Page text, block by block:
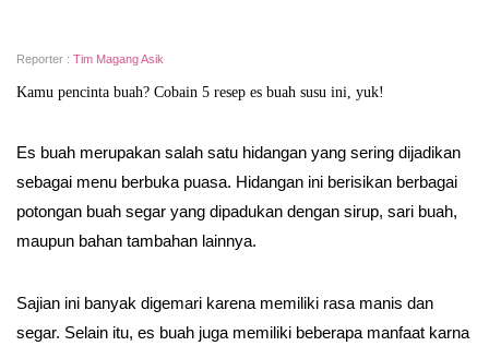
Reporter : Tim Magang Asik
Kamu pencinta buah? Cobain 5 resep es buah susu ini, yuk!
Es buah merupakan salah satu hidangan yang sering dijadikan
sebagai menu berbuka puasa. Hidangan ini berisikan berbagai
potongan buah segar yang dipadukan dengan sirup, sari buah,
maupun bahan tambahan lainnya.
Sajian ini banyak digemari karena memiliki rasa manis dan
segar. Selain itu, es buah juga memiliki beberapa manfaat karna